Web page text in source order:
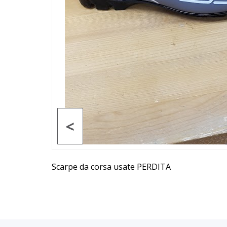
<
Scarpe da corsa usate PERDITA